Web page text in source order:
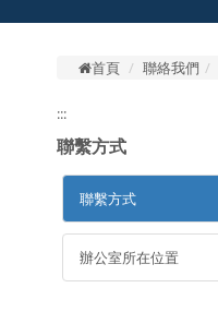
首頁 聯絡我們
:::
聯繫方式
聯繫方式
辦公室所在位置